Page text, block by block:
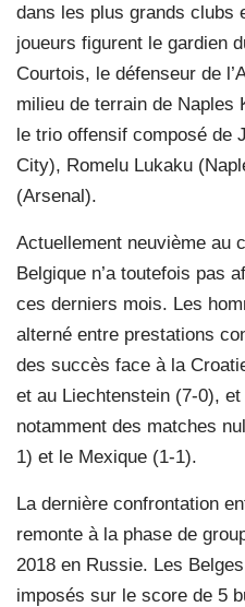
dans les plus grands clubs
joueurs figurent le gardien
Courtois, le défenseur de
milieu de terrain de Naples
le trio offensif composé de
City), Romelu Lukaku
(Arsenal).
Actuellement neuvième au
Belgique n’a toutefois pas
ces derniers mois. Les
alterné entre prestations
des succès face à la
et au Liechtenstein (7-0),
notamment des matches
1) et le Mexique (1-1).
La dernière confrontation
remonte à la phase de
2018 en Russie. Les
imposés sur le score de 5